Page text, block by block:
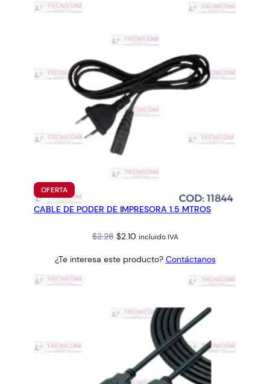
OFERTAPRODUCTO
EN
OFERTA
CABLE DE PODER DE IMPRESORA 1.5 MTROS
$2.28 Original
was:
$2.10Current
is:
incluido IVA
¿Te interesa este producto? Contáctanos